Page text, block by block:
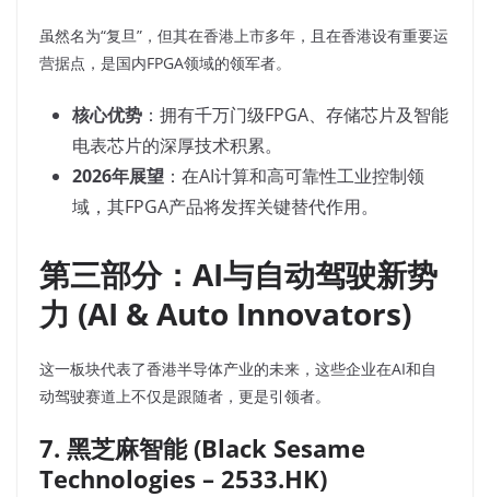
虽然名为“复旦”，但其在香港上市多年，且在香港设有重要运
营据点，是国内FPGA领域的领军者。
核心优势 ：拥有千万门级FPGA、存储芯片及智能
电表芯片的深厚技术积累。
2026年展望 ：在AI计算和高可靠性工业控制领
域，其FPGA产品将发挥关键替代作用。
第三部分：AI与自动驾驶新势
力 (AI & Auto Innovators)
这一板块代表了香港半导体产业的未来，这些企业在AI和自
动驾驶赛道上不仅是跟随者，更是引领者。
7. 黑芝麻智能 (Black Sesame
Technologies – 2533.HK)